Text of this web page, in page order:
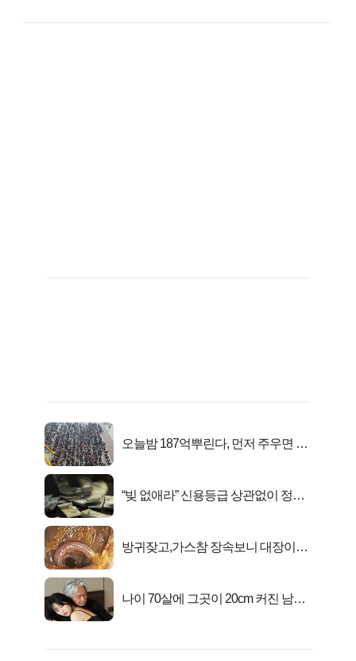
오늘밤 187억뿌린다, 먼저 주우면 최
“빚 없애라” 신용등급 상관없이 정부
방귀잦고,가스참 장속보니 대장이아
나이 70살에 그곳이 20cm 커진 남자..